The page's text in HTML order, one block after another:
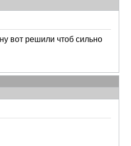
вот решили чтоб сильно